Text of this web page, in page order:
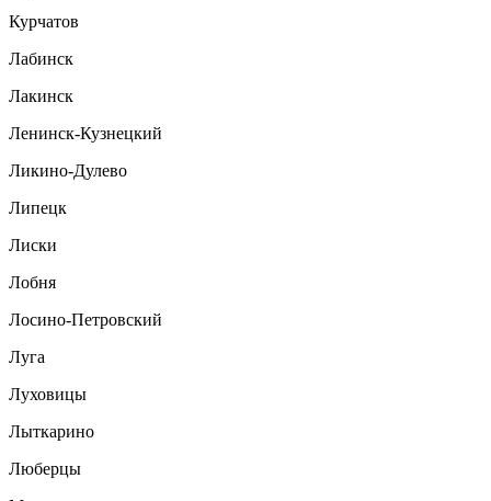
Курчатов
Лабинск
Лакинск
Ленинск-Кузнецкий
Ликино-Дулево
Липецк
Лиски
Лобня
Лосино-Петровский
Луга
Луховицы
Лыткарино
Люберцы